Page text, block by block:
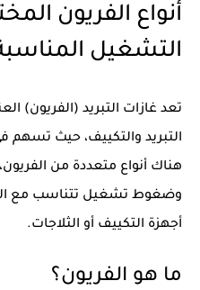
أنواع الفريون
التشغيل
تعد غازات التبريد (الفريون)
التبريد والتكييف، حيث تسهم
هناك أنواع متعددة من
وضغوط تشغيل تتناسب مع
أجهزة التكييف أو الثلاجات.
ما هو الفريون؟